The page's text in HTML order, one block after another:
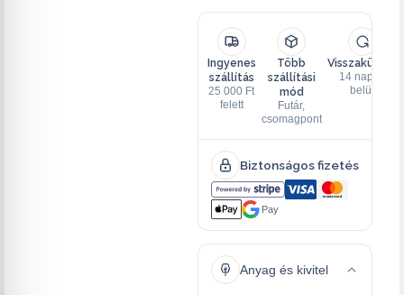
Ingyenes
szállítás
25 000 Ft
felett
Több
szállítási
mód
Futár,
csomagpont
Visszaküldés
14 napon
belül
Biztonságos fizetés
Pay
Anyag és kivitel